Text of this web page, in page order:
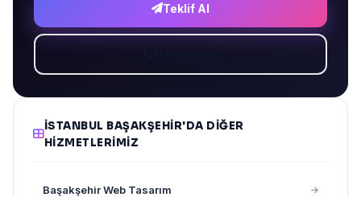
Teklif Al
İSTANBUL BAŞAKŞEHIR'DA DIĞER
HIZMETLERIMIZ
Başakşehir Web Tasarım